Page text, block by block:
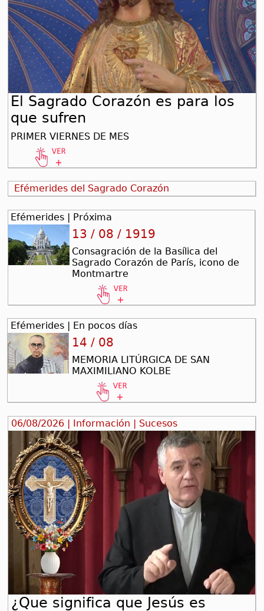
El Sagrado Corazón es para los
que sufren
PRIMER VIERNES DE MES
Efémerides del Sagrado Corazón
Efémerides | Próxima
13 / 08 / 1919
Consagración de la Basílica del
Sagrado Corazón de París, icono de
Montmartre
Efémerides | En pocos días
14 / 08
MEMORIA LITÚRGICA DE SAN
MAXIMILIANO KOLBE
06/08/2026 | Información | Sucesos
¿Que significa que Jesús es